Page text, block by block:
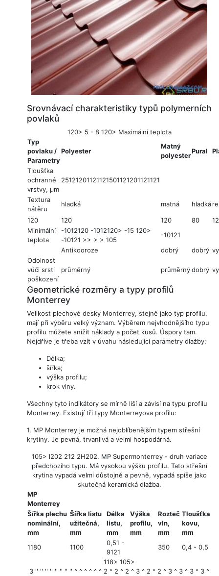
Srovnávací charakteristiky typů polymerních
povlaků
120> 5 - 8 120> Maximální teplota
Typ
povlaku /
Parametry
Polyester
Matný
polyester
Pural
Tloušťka
ochranné
vrstvy, µm
25121201121121501121201121121
Textura
nátěru
hladká matná hladká
120 120 120 80
Minimální
teplota
-1012120 -1012120> -15 120>
-10121 >> > > 105
-10121
Antikooroze
dobrý dobrý
Odolnost
vůči srsti
poškození
průměrný průměrnýdobrý
Geometrické rozměry a typy profilů
Monterrey
Velikost plechové desky Monterrey, stejně jako typ profilu,
mají při výběru velký význam. Výběrem nejvhodnějšího typu
profilu můžete snížit náklady a počet kusů. Úspory tam.
Nejdříve je třeba vzít v úvahu následující parametry dlažby:
Délka;
šířka;
výška profilu;
krok vlny.
Všechny tyto indikátory se mírně liší a závisí na typu profilu
Monterrey. Existují tři typy Monterreyova profilu:
1. MP Monterrey je možná nejoblíbenějším typem střešní
krytiny. Je pevná, trvanlivá a velmi hospodárná.
105> l202 212 2H202. MP Supermonterrey - druh variace
předchozího typu. Má vysokou výšku profilu. Tato střešní
krytina vypadá velmi důstojně a pevně, vypadá spíše jako
skutečná keramická dlažba.
MP
Monterrey
Šířka plechu
nominální,
mm
Šířka listu
užitečná,
mm
Délka
listu,
mm
Výška
profilu,
mm
Rozteč
vln,
mm
Tloušťka
kovu,
mm
1180
1100
0,51 -
9121
350
0,4 ​​- 0,5
118> 105>
3 '' '' '' '' '' '' '' '' ^ ^ ^ ^ ^ ^ 2 ^ 2 ^ 2 ^ 3 ^ 2 ^ 2 ^ 3 ^ 3 ^ 3 ^ 3 ^